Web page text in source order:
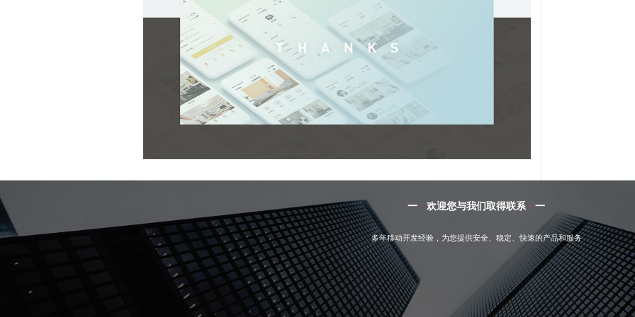
一 · 欢迎您与我们取得联系 · 一
多年移动开发经验，为您提供安全、稳定、快速的产品和服务